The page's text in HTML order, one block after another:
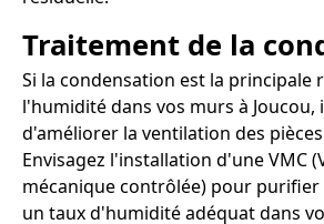
Traitement de la
Si la condensation est la principale
l'humidité dans vos murs à
d'améliorer la ventilation des
Envisagez l'installation d'une VMC
mécanique contrôlée) pour
un taux d'humidité adéquat dans